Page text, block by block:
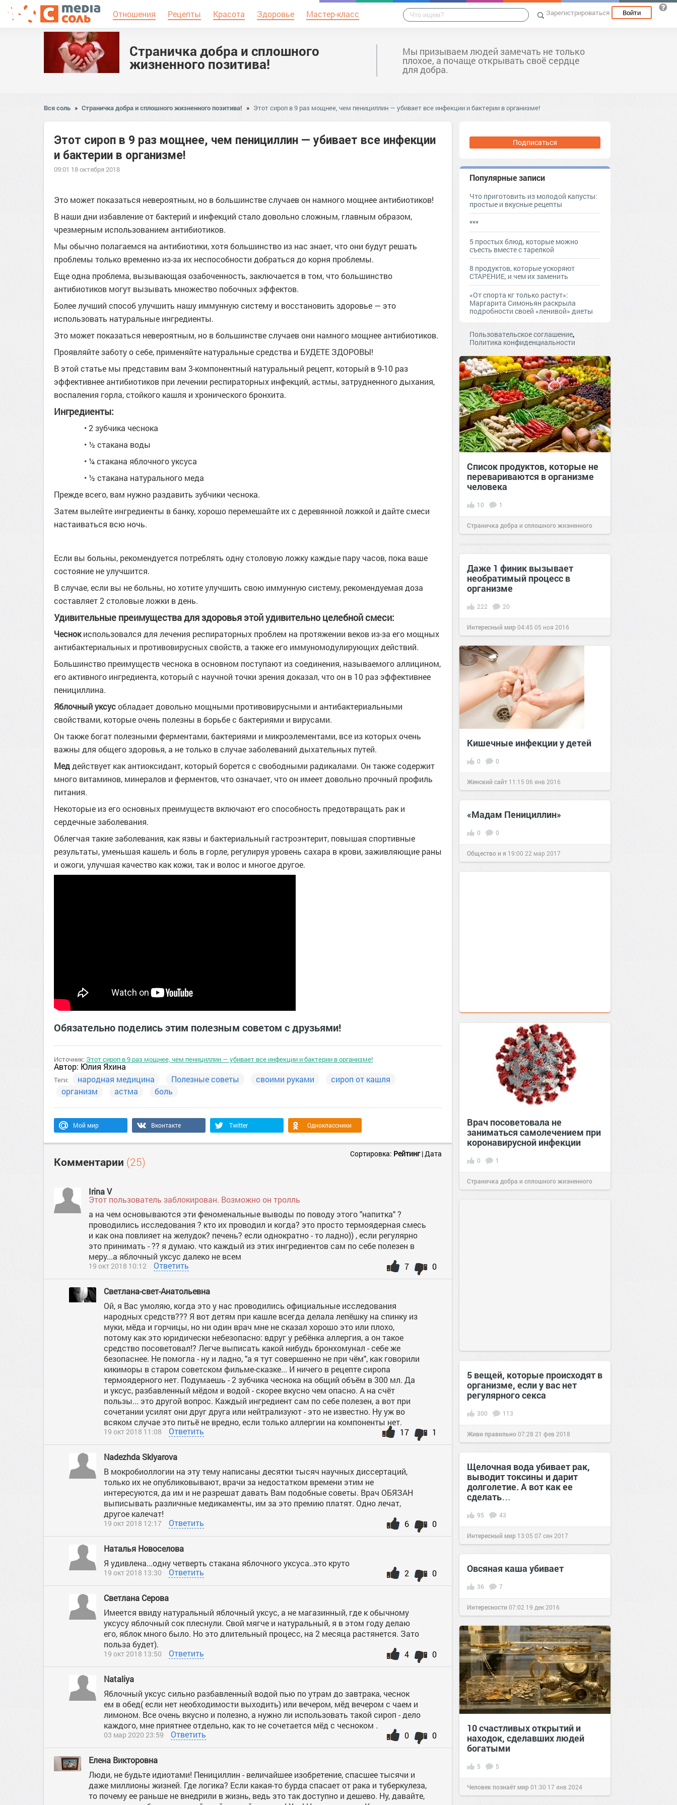
Отношения Рецепты Красота Здоровье Мастер-класс Зарегистрироваться Войти
Страничка добра и сплошного
жизненного позитива!
Мы призываем людей замечать не только
плохое, а почаще открывать своё сердце
для добра.
Вся соль » Страничка добра и сплошного жизненного позитива! » Этот сироп в 9 раз мощнее, чем пенициллин — убивает все инфекции и бактерии в организме!
Этот сироп в 9 раз мощнее, чем пенициллин — убивает все инфекции
и бактерии в организме!
09:01 18 октября 2018
Это может показаться невероятным, но в большинстве случаев он намного мощнее антибиотиков!
В наши дни избавление от бактерий и инфекций стало довольно сложным, главным образом,
чрезмерным использованием антибиотиков.
Мы обычно полагаемся на антибиотики, хотя большинство из нас знает, что они будут решать
проблемы только временно из-за их неспособности добраться до корня проблемы.
Еще одна проблема, вызывающая озабоченность, заключается в том, что большинство
антибиотиков могут вызывать множество побочных эффектов.
Более лучший способ улучшить нашу иммунную систему и восстановить здоровье — это
использовать натуральные ингредиенты.
Это может показаться невероятным, но в большинстве случаев они намного мощнее антибиотиков.
Проявляйте заботу о себе, применяйте натуральные средства и БУДЕТЕ ЗДОРОВЫ!
В этой статье мы представим вам 3-компонентный натуральный рецепт, который в 9-10 раз
эффективнее антибиотиков при лечении респираторных инфекций, астмы, затрудненного дыхания,
воспаления горла, стойкого кашля и хронического бронхита.
Ингредиенты:
• 2 зубчика чеснока
• ½ стакана воды
• ¼ стакана яблочного уксуса
• ½ стакана натурального меда
Прежде всего, вам нужно раздавить зубчики чеснока.
Затем вылейте ингредиенты в банку, хорошо перемешайте их с деревянной ложкой и дайте смеси
настаиваться всю ночь.
Если вы больны, рекомендуется потреблять одну столовую ложку каждые пару часов, пока ваше
состояние не улучшится.
В случае, если вы не больны, но хотите улучшить свою иммунную систему, рекомендуемая доза
составляет 2 столовые ложки в день.
Удивительные преимущества для здоровья этой удивительно целебной смеси:
Чеснокиспользовался для лечения респираторных проблем на протяжении веков из-за его мощных
антибактериальных и противовирусных свойств, а также его иммуномодулирующих действий.
Большинство преимуществ чеснока в основном поступают из соединения, называемого аллицином,
его активного ингредиента, который с научной точки зрения доказал, что он в 10 раз эффективнее
пенициллина.
Яблочный уксусобладает довольно мощными противовирусными и антибактериальными
свойствами, которые очень полезны в борьбе с бактериями и вирусами.
Он также богат полезными ферментами, бактериями и микроэлементами, все из которых очень
важны для общего здоровья, а не только в случае заболеваний дыхательных путей.
Меддействует как антиоксидант, который борется с свободными радикалами. Он также содержит
много витаминов, минералов и ферментов, что означает, что он имеет довольно прочный профиль
питания.
Некоторые из его основных преимуществ включают его способность предотвращать рак и
сердечные заболевания.
Облегчая такие заболевания, как язвы и бактериальный гастроэнтерит, повышая спортивные
результаты, уменьшая кашель и боль в горле, регулируя уровень сахара в крови, заживляющие раны
и ожоги, улучшая качество как кожи, так и волос и многое другое.
Обязательно поделись этим полезным советом с друзьями!
Источник: Этот сироп в 9 раз мощнее, чем пенициллин — убивает все инфекции и бактерии в организме!
Автор: Юлия Яхина
Теги: народная медицина Полезные советы своими руками
сироп от кашля
организм
астма боль
Мой мир Вконтакте Twitter Одноклассники
Комментарии (25)
Сортировка: Рейтинг|Дата
Irina V
Этот пользователь заблокирован. Возможно он тролль
а на чем основываются эти феноменальные выводы по поводу этого "напитка" ?
проводились исследования ? кто их проводил и когда? это просто термоядерная смесь
и как она повлияет на желудок? печень? если однократно - то ладно)) , если регулярно
это принимать - ?? я думаю. что каждый из этих ингредиентов сам по себе полезен в
меру...а яблочный уксус далеко не всем
19 окт 2018 10:12 Ответить 0
7
Светлана-свет-Анатольевна
Ой, я Вас умоляю, когда это у нас проводились официальные исследования
народных средств??? Я вот детям при кашле всегда делала лепёшку на спинку из
муки, мёда и горчицы, но ни один врач мне не сказал хорошо это или плохо,
потому как это юридически небезопасно: вдруг у ребёнка аллергия, а он такое
средство посоветовал!? Легче выписать какой нибудь бронхомунал - себе же
безопаснее. Не помогла - ну и ладно, "а я тут совершенно не при чём", как говорили
кикиморы в старом советском фильме-сказке... И ничего в рецепте сиропа
термоядерного нет. Подумаешь - 2 зубчика чеснока на общий объём в 300 мл. Да
и уксус, разбавленный мёдом и водой - скорее вкусно чем опасно. А на счёт
пользы... это другой вопрос. Каждый ингредиент сам по себе полезен, а вот при
сочетании усилят они друг друга или нейтрализуют - это не известно. Ну уж во
всяком случае это питьё не вредно, если только аллергии на компоненты нет.
19 окт 2018 11:08 Ответить 1
17
Nadezhda Sklyarova
В мокробиоллогии на эту тему написаны десятки тысяч научных диссертаций,
только их не опубликовывают, врачи за недостатком времени этим не
интересуются, да им и не разрешат давать Вам подобные советы. Врач ОБЯЗАН
выписывать различные медикаменты, им за это премию платят. Одно лечат,
другое калечат!
19 окт 2018 12:17 Ответить 0
6
Наталья Новоселова
Я удивлена...одну четверть стакана яблочного уксуса..это круто
19 окт 2018 13:30 Ответить 0
2
Светлана Серова
Имеется ввиду натуральный яблочный уксус, а не магазинный, где к обычному
уксусу яблочный сок плеснули. Свой мягче и натуральный, я в этом году делаю
его, яблок много было. Но это длительный процесс, на 2 месяца растянется. Зато
польза будет).
19 окт 2018 13:50 Ответить 0
4
Nataliya
Яблочный уксус сильно разбавленный водой пью по утрам до завтрака, чеснок
ем в обед( если нет необходимости выходить) или вечером, мёд вечером с чаем и
лимоном. Все очень вкусно и полезно, а нужно ли использовать такой сироп - дело
каждого, мне приятнее отдельно, как то не сочетается мёд с чесноком .
03 мар 2020 23:59 Ответить 0
0
Елена Викторовна
Люди, не будьте идиотами! Пенициллин - величайшее изобретение, спасшее тысячи и
даже миллионы жизней. Где логика? Если какая-то бурда спасает от рака и туберкулеза,
то почему ее раньше не внедрили в жизнь, ведь это так доступно и дешево. Ну, давайте,
Подписаться
Популярные записи
Что приготовить из молодой капусты:
простые и вкусные рецепты
***
5 простых блюд, которые можно
съесть вместе с тарелкой
8 продуктов, которые ускоряют
СТАРЕНИЕ, и чем их заменить
«От спорта кг только растут»:
Маргарита Симоньян раскрыла
подробности своей «ленивой» диеты
Пользовательское соглашение,
Политика конфиденциальности
Список продуктов, которые не
перевариваются в организме
человека
10 1
Страничка добра и сплошного жизненного
Даже 1 финик вызывает
необратимый процесс в
организме
222 20
Интересный мир04:45 05 ноя 2016
Кишечные инфекции у детей
0 0
Женский сайт 11:15 06 янв 2016
«Мадам Пенициллин»
0 0
Общество и я 19:00 22 мар 2017
Врач посоветовала не
заниматься самолечением при
коронавирусной инфекции
0 1
Страничка добра и сплошного жизненного
5 вещей, которые происходят в
организме, если у вас нет
регулярного секса
300 113
Живи правильно07:28 21 фев 2018
Щелочная вода убивает рак,
выводит токсины и дарит
долголетие. А вот как ее
сделать…
95 43
Интересный мир 13:05 07 сен 2017
Овсяная каша убивает
36 7
Интересности 07:02 19 дек 2016
10 счастливых открытий и
находок, сделавших людей
богатыми
5 5
Человек познаёт мир01:30 17 янв 2024